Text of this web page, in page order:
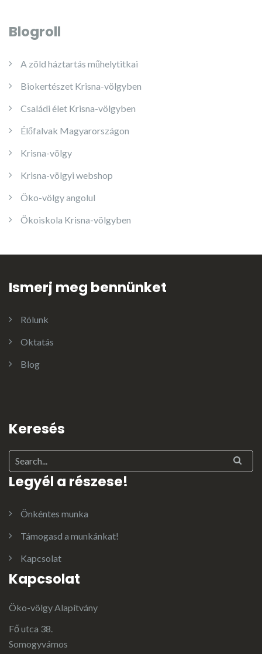
Blogroll
A zöld háztartás műhelytitkai
Biokertészet Krisna-völgyben
Családi élet Krisna-völgyben
Élőfalvak Magyarországon
Krisna-völgy
Krisna-völgyi webshop
Öko-völgy angolul
Ökoiskola Krisna-völgyben
Ismerj meg bennünket
Rólunk
Oktatás
Blog
Keresés
Legyél a részese!
Önkéntes munka
Támogasd a munkánkat!
Kapcsolat
Kapcsolat
Öko-völgy Alapítvány
Fő utca 38.
Somogyvámos